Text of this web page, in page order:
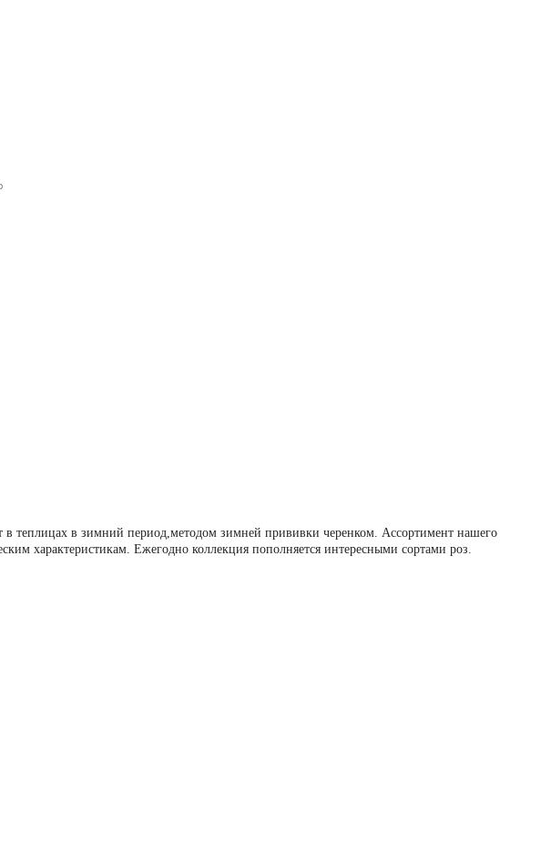
теплицах в зимний период,методом зимней прививки черенком. Ассортимент нашего
характеристикам. Ежегодно коллекция пополняется интересными сортами роз.